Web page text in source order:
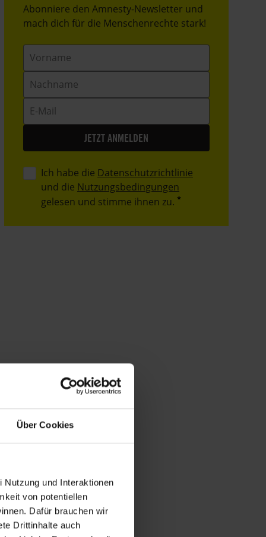
Über Cookies
Nutzung und Interaktionen
von potentiellen
Dafür brauchen wir
Drittinhalte auch
Header
Text
Abonniere den Amnesty-Newsletter und
mach dich für die Menschenrechte stark!
Vorname
Nachname
E-
Mail
Ich habe die Datenschutzrichtlinie
und die Nutzungsbedingungen
gelesen und stimme ihnen zu.